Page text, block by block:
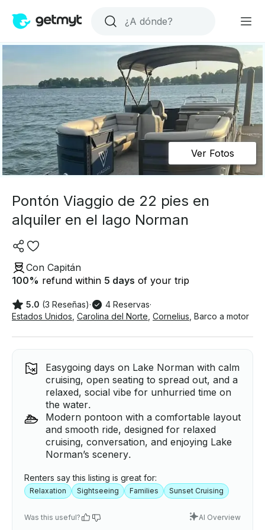
Ver Fotos
Pontón Viaggio de 22 pies en
alquiler en el lago Norman
Con Capitán
100% refund within 5 days of your trip
5.0 (3 Reseñas)· 4 Reservas·
Estados Unidos Carolina del Norte Cornelius Barco a motor
Easygoing days on Lake Norman with calm
cruising, open seating to spread out, and a
relaxed, social vibe for unhurried time on
the water.
Modern pontoon with a comfortable layout
and smooth ride, designed for relaxed
cruising, conversation, and enjoying Lake
Norman’s scenery.
Renters say this listing is great for:
Relaxation Sightseeing Families Sunset Cruising
Was this useful? AI Overview